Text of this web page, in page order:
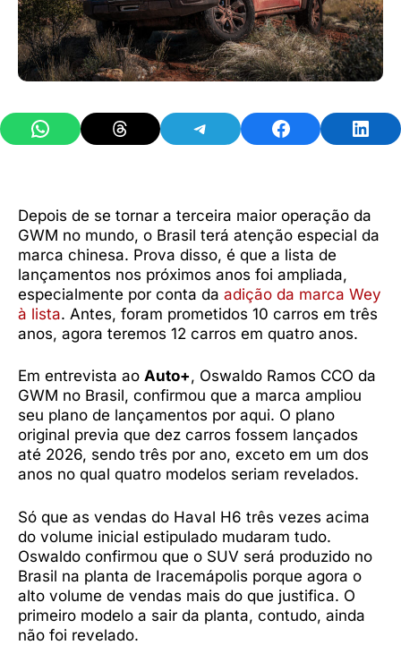
Share on WhatsAppShare on ThreadsShare on TelegramShare on Facebook
Depois de se tornar a terceira maior operação da
GWM no mundo, o Brasil terá atenção especial da
marca chinesa. Prova disso, é que a lista de
lançamentos nos próximos anos foi ampliada,
especialmente por conta da adição da marca Wey
à lista. Antes, foram prometidos 10 carros em três
anos, agora teremos 12 carros em quatro anos.
Em entrevista ao Auto+, Oswaldo Ramos CCO da
GWM no Brasil, confirmou que a marca ampliou
seu plano de lançamentos por aqui. O plano
original previa que dez carros fossem lançados
até 2026, sendo três por ano, exceto em um dos
anos no qual quatro modelos seriam revelados.
Só que as vendas do Haval H6 três vezes acima
do volume inicial estipulado mudaram tudo.
Oswaldo confirmou que o SUV será produzido no
Brasil na planta de Iracemápolis porque agora o
alto volume de vendas mais do que justifica. O
primeiro modelo a sair da planta, contudo, ainda
não foi revelado.